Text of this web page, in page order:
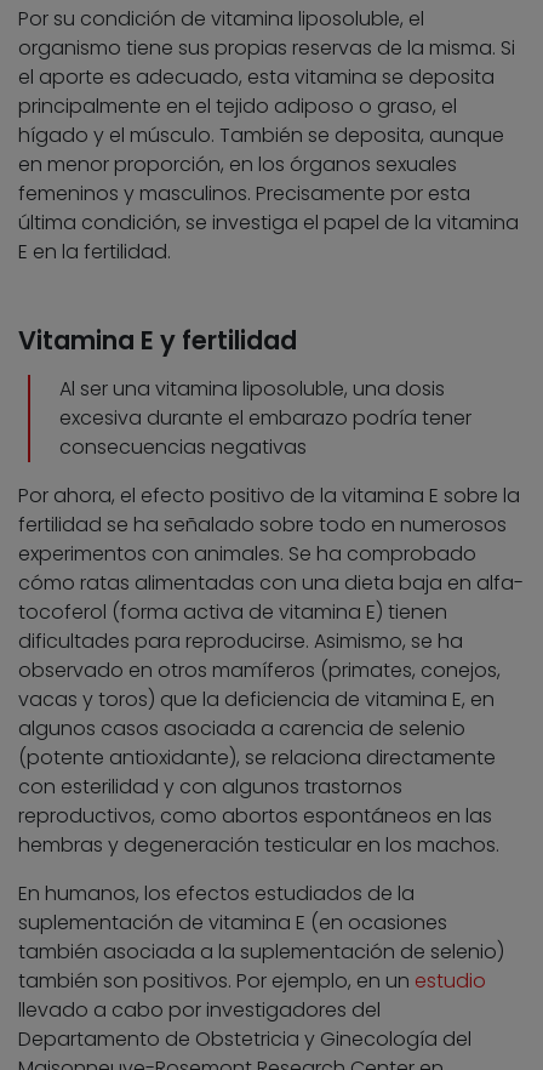
Por su condición de vitamina liposoluble, el
organismo tiene sus propias reservas de la misma. Si
el aporte es adecuado, esta vitamina se deposita
principalmente en el tejido adiposo o graso, el
hígado y el músculo. También se deposita, aunque
en menor proporción, en los órganos sexuales
femeninos y masculinos. Precisamente por esta
última condición, se investiga el papel de la vitamina
E en la fertilidad.
Vitamina E y fertilidad
Al ser una vitamina liposoluble, una dosis
excesiva durante el embarazo podría tener
consecuencias negativas
Por ahora, el efecto positivo de la vitamina E sobre la
fertilidad se ha señalado sobre todo en numerosos
experimentos con animales. Se ha comprobado
cómo ratas alimentadas con una dieta baja en alfa-
tocoferol (forma activa de vitamina E) tienen
dificultades para reproducirse. Asimismo, se ha
observado en otros mamíferos (primates, conejos,
vacas y toros) que la deficiencia de vitamina E, en
algunos casos asociada a carencia de selenio
(potente antioxidante), se relaciona directamente
con esterilidad y con algunos trastornos
reproductivos, como abortos espontáneos en las
hembras y degeneración testicular en los machos.
En humanos, los efectos estudiados de la
suplementación de vitamina E (en ocasiones
también asociada a la suplementación de selenio)
también son positivos. Por ejemplo, en un estudio
llevado a cabo por investigadores del
Departamento de Obstetricia y Ginecología del